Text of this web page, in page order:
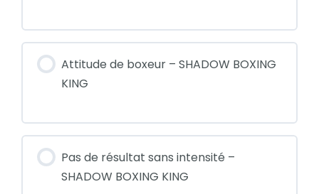
Attitude de boxeur – SHADOW BOXING
KING
Pas de résultat sans intensité –
SHADOW BOXING KING